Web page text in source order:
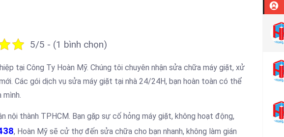
5/5 - (1 bình chọn)
tại Công Ty Hoàn Mỹ. Chúng tôi chuyên nhận sửa chữa máy giặt, xử
Các gói dịch vụ sửa máy giặt tại nhà 24/24H, bạn hoàn toàn có thể
nội thành TPHCM. Bạn gặp sự cố hỏng máy giặt, không hoạt động,
, Hoàn Mỹ sẽ cử thợ đến sửa chữa cho bạn nhanh, không làm gián